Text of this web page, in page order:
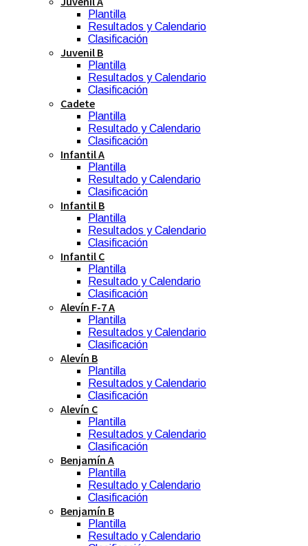
Plantilla
Resultados y Calendario
Clasificación
Juvenil B
Plantilla
Resultados y Calendario
Clasificación
Cadete
Plantilla
Resultado y Calendario
Clasificación
Infantil A
Plantilla
Resultado y Calendario
Clasificación
Infantil B
Plantilla
Resultados y Calendario
Clasificación
Infantil C
Plantilla
Resultado y Calendario
Clasificación
Alevín F-7 A
Plantilla
Resultados y Calendario
Clasificación
Alevín B
Plantilla
Resultados y Calendario
Clasificación
Alevín C
Plantilla
Resultados y Calendario
Clasificación
Benjamín A
Plantilla
Resultado y Calendario
Clasificación
Benjamín B
Plantilla
Resultado y Calendario